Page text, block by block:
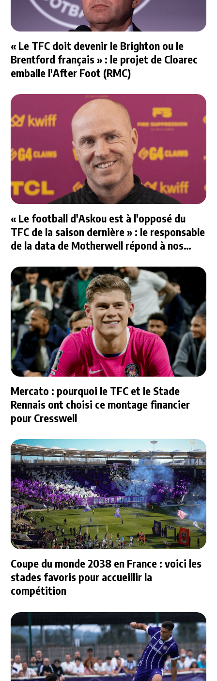
« Le TFC doit devenir le Brighton ou le
Brentford français » : le projet de Cloarec
emballe l'After Foot (RMC)
« Le football d'Askou est à l'opposé du
TFC de la saison dernière » : le responsable
de la data de Motherwell répond à nos
Mercato : pourquoi le TFC et le Stade
Rennais ont choisi ce montage financier
pour Cresswell
Coupe du monde 2038 en France : voici les
stades favoris pour accueillir la
compétition